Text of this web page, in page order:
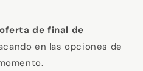
oferta de final de
en las opciones de